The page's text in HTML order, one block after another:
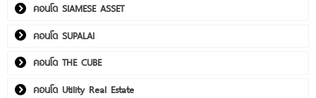
คอนโด SIAMESE ASSET
คอนโด SUPALAI
คอนโด THE CUBE
คอนโด Utility Real Estate